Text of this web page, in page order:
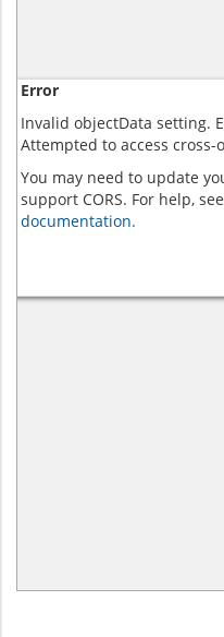
Error
Invalid objectData setting.
Attempted to access cross-
You may need to update
support CORS. For help,
documentation.